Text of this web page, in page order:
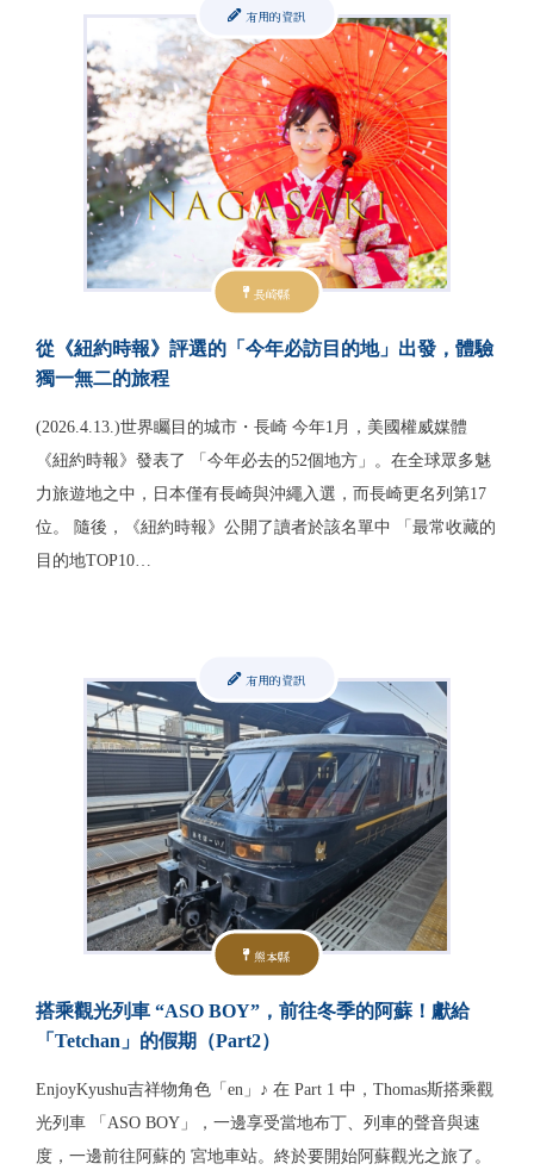
長崎縣
有用的資訊
從《紐約時報》評選的「今年必訪目的地」出發，體驗
獨一無二的旅程
(2026.4.13.)世界矚目的城市・長崎 今年1月，美國權威媒體
《紐約時報》發表了 「今年必去的52個地方」。在全球眾多魅
力旅遊地之中，日本僅有長崎與沖繩入選，而長崎更名列第17
位。 隨後，《紐約時報》公開了讀者於該名單中 「最常收藏的
目的地TOP10…
熊本縣
有用的資訊
搭乘觀光列車 “ASO BOY”，前往冬季的阿蘇！獻給
「Tetchan」的假期（Part2）
EnjoyKyushu吉祥物角色「en」♪ 在 Part 1 中，Thomas斯搭乘觀
光列車 「ASO BOY」，一邊享受當地布丁、列車的聲音與速
度，一邊前往阿蘇的 宮地車站。終於要開始阿蘇觀光之旅了。